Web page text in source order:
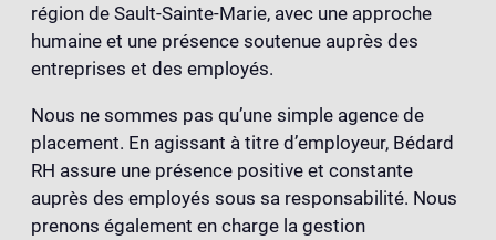
région de Sault-Sainte-Marie, avec une approche
humaine et une présence soutenue auprès des
entreprises et des employés.
Nous ne sommes pas qu’une simple agence de
placement. En agissant à titre d’employeur, Bédard
RH assure une présence positive et constante
auprès des employés sous sa responsabilité. Nous
prenons également en charge la gestion